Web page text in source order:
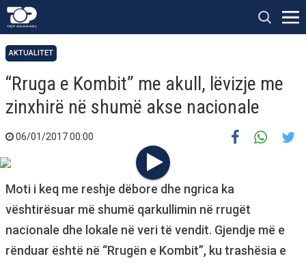
AKTUALITET
“Rruga e Kombit” me akull, lëvizje me
zinxhirë në shumë akse nacionale
06/01/2017 00:00
Moti i keq me reshje dëbore dhe ngrica ka
vështirësuar më shumë qarkullimin në rrugët
nacionale dhe lokale në veri të vendit. Gjendje më e
rënduar është në “Rrugën e Kombit”, ku trashësia e